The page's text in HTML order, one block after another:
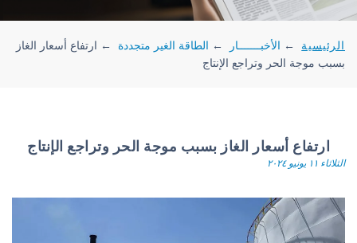
الرئيسية ← الأخبـــــــار ← الطاقة الغير متجددة ← ارتفاع أسعار الغاز
بسبب موجة الحر وتراجع الإنتاج
ارتفاع أسعار الغاز بسبب موجة الحر وتراجع الإنتاج
الثلاثاء ١١ يونيو ٢٠٢٤